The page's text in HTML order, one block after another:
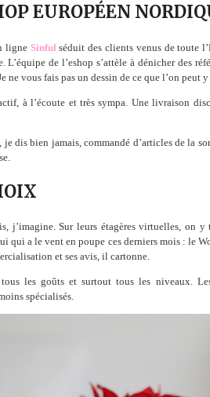
EUROPÉEN
ligne Sinful séduit des clients venus de toute
de l’eshop s’attèle à dénicher des
ne vous fais pas un dessin de ce que l’on peut
à l’écoute et très sympa. Une livraison
dis bien jamais, commandé d’articles de la
j’imagine. Sur leurs étagères virtuelles, on
qui a le vent en poupe ces derniers mois : le
et ses avis, il cartonne.
les goûts et surtout tous les niveaux.
spécialisés.